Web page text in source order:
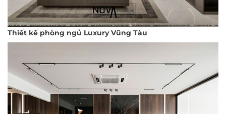
Thiết kế phòng ngủ Luxury Vũng Tàu